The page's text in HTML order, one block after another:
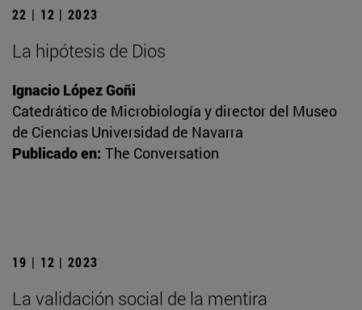
22 | 12 | 2023
La hipótesis de Dios
Ignacio López Goñi
Catedrático de Microbiología y director del Museo
de Ciencias Universidad de Navarra
Publicado en: The Conversation
19 | 12 | 2023
La validación social de la mentira